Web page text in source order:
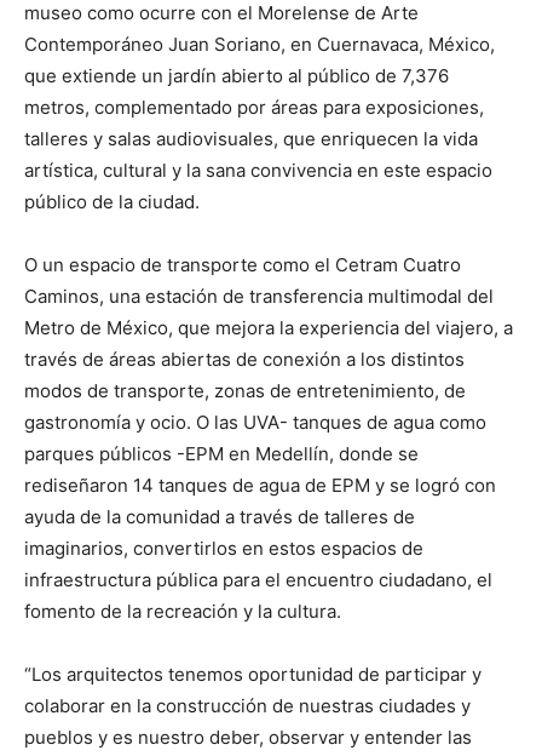
museo como ocurre con el Morelense de Arte
Contemporáneo Juan Soriano, en Cuernavaca, México,
que extiende un jardín abierto al público de 7,376
metros, complementado por áreas para exposiciones,
talleres y salas audiovisuales, que enriquecen la vida
artística, cultural y la sana convivencia en este espacio
público de la ciudad.
O un espacio de transporte como el Cetram Cuatro
Caminos, una estación de transferencia multimodal del
Metro de México, que mejora la experiencia del viajero, a
través de áreas abiertas de conexión a los distintos
modos de transporte, zonas de entretenimiento, de
gastronomía y ocio. O las UVA- tanques de agua como
parques públicos -EPM en Medellín, donde se
rediseñaron 14 tanques de agua de EPM y se logró con
ayuda de la comunidad a través de talleres de
imaginarios, convertirlos en estos espacios de
infraestructura pública para el encuentro ciudadano, el
fomento de la recreación y la cultura.
“Los arquitectos tenemos oportunidad de participar y
colaborar en la construcción de nuestras ciudades y
pueblos y es nuestro deber, observar y entender las